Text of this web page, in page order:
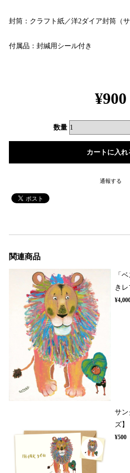
封筒：クラフト紙／洋2ダイア封筒（サ
付属品：封緘用シール付き
¥900
数量
通報する
関連商品
「
き
サン
ズ】
¥500